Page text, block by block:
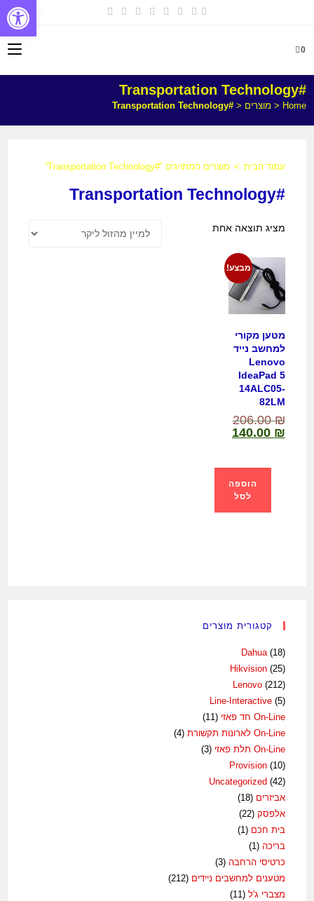
0
#Transportation Technology
Home
< מוצרים <
#Transportation Technology
עמוד הבית > מוצרים המתויגים “#Transportation Technology”
#Transportation Technology
מציג תוצאה אחת
מבצע!
מטען מקורי
למחשב נייד
Lenovo
IdeaPad 5
14ALC05-
82LM
206.00₪
140.00 ₪
הוספה
לסל
קטגורית מוצרים
Dahua (18)
Hikvision (25)
Lenovo (212)
Line-Interactive (5)
On-Line חד פאזי
(11)
On-Line לארונות תקשורת
(4)
On-Line תלת פאזי
(3)
Provision (10)
Uncategorized (42)
אביזרים (18)
אלפסק (22)
בית חכם (1)
בריכה (1)
כרטיסי הרחבה (3)
מטענים למחשבים ניידים (212)
מצברי ג'ל (11)